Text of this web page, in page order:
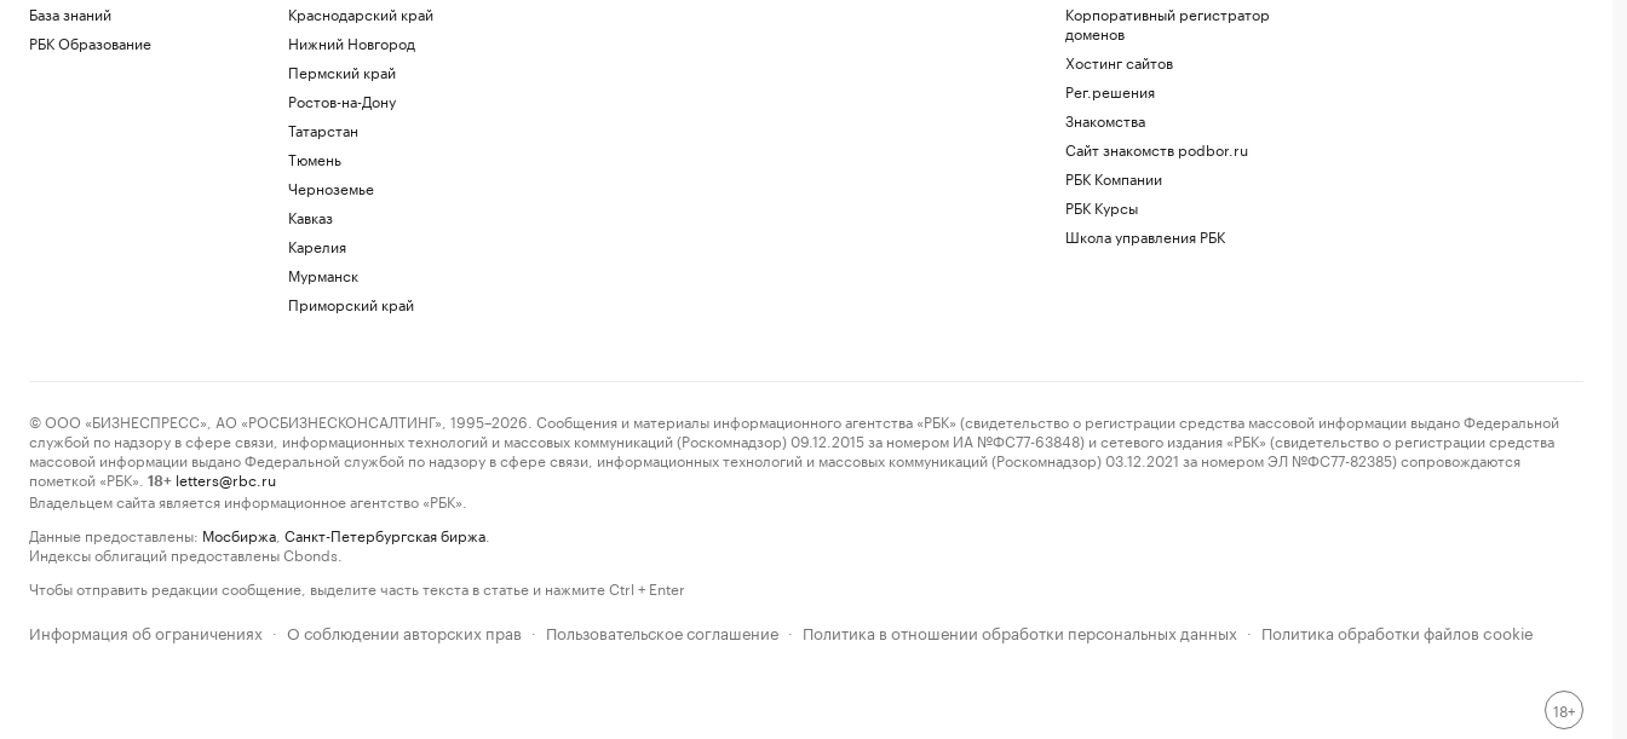
База знаний
РБК Образование
Краснодарский край
Нижний Новгород
Пермский край
Ростов-на-Дону
Татарстан
Тюмень
Черноземье
Кавказ
Карелия
Мурманск
Приморский край
Корпоративный регистратор
доменов
Хостинг сайтов
Рег.решения
Знакомства
Сайт знакомств podbor.ru
РБК Компании
РБК Курсы
Школа управления РБК
© ООО «БИЗНЕСПРЕСС», АО «РОСБИЗНЕСКОНСАЛТИНГ», 1995–2026. Сообщения и материалы информационного агентства «РБК» (свидетельство о регистрации средства массовой информации выдано Федеральной
службой по надзору в сфере связи, информационных технологий и массовых коммуникаций (Роскомнадзор) 09.12.2015 за номером ИА №ФС77-63848) и сетевого издания «РБК» (свидетельство о регистрации средства
массовой информации выдано Федеральной службой по надзору в сфере связи, информационных технологий и массовых коммуникаций (Роскомнадзор) 03.12.2021 за номером ЭЛ №ФС77-82385) сопровождаются
пометкой «РБК».
18+ letters@rbc.ru
Владельцем сайта является информационное агентство «РБК».
Данные предоставлены: Мосбиржа Санкт-Петербургская биржа
Индексы облигаций предоставлены Cbonds.
Чтобы отправить редакции сообщение, выделите часть текста в статье и нажмите Ctrl + Enter
Информация об ограничениях · О соблюдении авторских прав · Пользовательское соглашение · Политика в отношении обработки персональных данных · Политика обработки файлов cookie
18+